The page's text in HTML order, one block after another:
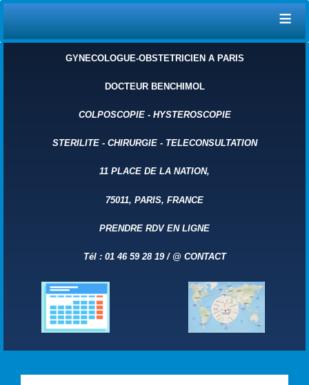
≡
GYNECOLOGUE-OBSTETRICIEN A PARIS
DOCTEUR BENCHIMOL
COLPOSCOPIE- HYSTEROSCOPIE
STERILITE- CHIRURGIE- TELECONSULTATION
11 PLACE DE LA NATION,
75011, PARIS, FRANCE
PRENDRE RDV EN LIGNE
Tél : 01 46 59 28 19 / @ CONTACT